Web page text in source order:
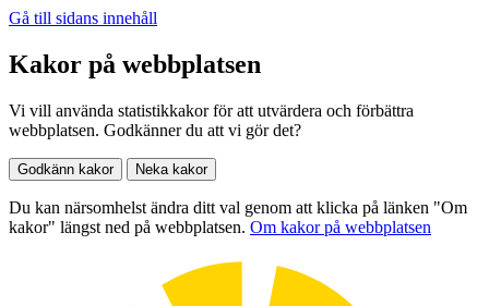
Gå till sidans innehåll
Kakor på webbplatsen
Vi vill använda statistikkakor för att utvärdera och förbättra
webbplatsen. Godkänner du att vi gör det?
Godkänn kakor Neka kakor
Du kan närsomhelst ändra ditt val genom att klicka på länken "Om
kakor" längst ned på webbplatsen. Om kakor på webbplatsen